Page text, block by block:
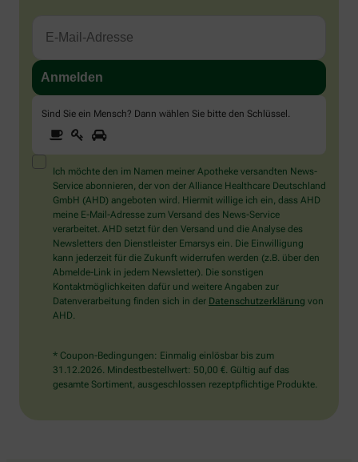
Sind Sie ein Mensch? Dann wählen Sie bitte den Schlüssel .
Sind
Sie
ein
Mensch?
Dann
wählen
Sie
bitte
den
Schlüssel.
1 2
Ich möchte den im Namen meiner Apotheke versandten News-
Service abonnieren, der von der Alliance Healthcare Deutschland
GmbH (AHD) angeboten wird. Hiermit willige ich ein, dass AHD
meine E-Mail-Adresse zum Versand des News-Service
verarbeitet. AHD setzt für den Versand und die Analyse des
Newsletters den Dienstleister Emarsys ein. Die Einwilligung
kann jederzeit für die Zukunft widerrufen werden (z.B. über den
Abmelde-Link in jedem Newsletter). Die sonstigen
Kontaktmöglichkeiten dafür und weitere Angaben zur
Datenverarbeitung finden sich in der Datenschutzerklärung von
AHD.
* Coupon-Bedingungen: Einmalig einlösbar bis zum
31.12.2026. Mindestbestellwert: 50,00 €. Gültig auf das
gesamte Sortiment, ausgeschlossen rezeptpflichtige Produkte.